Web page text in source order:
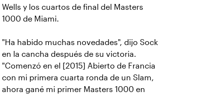
Wells y los cuartos de final del Masters
1000 de Miami.
"Ha habido muchas novedades", dijo Sock
en la cancha después de su victoria.
"Comenzó en el [2015] Abierto de Francia
con mi primera cuarta ronda de un Slam,
ahora gané mi primer Masters 1000 en